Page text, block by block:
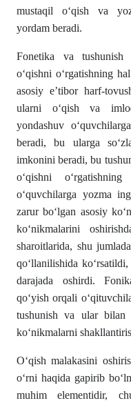
mustaqil oʻqish va
yordam beradi.
Fonetika va tushunish
oʻqishni oʻrgatishning
asosiy eʼtibor harf-
ularni oʻqish va
yondashuv
beradi, bu ularga
imkonini beradi, bu
oʻqishni
oʻquvchilarga yozma
zarur boʻlgan asosiy
koʻnikmalarini
sharoitlarida, shu
qoʻllanilishida
darajada oshirdi.
qoʻyish orqali
tushunish va ular bilan
koʻnikmalarni
Oʻqish malakasini
oʻrni haqida gapirib
muhim elementidir,